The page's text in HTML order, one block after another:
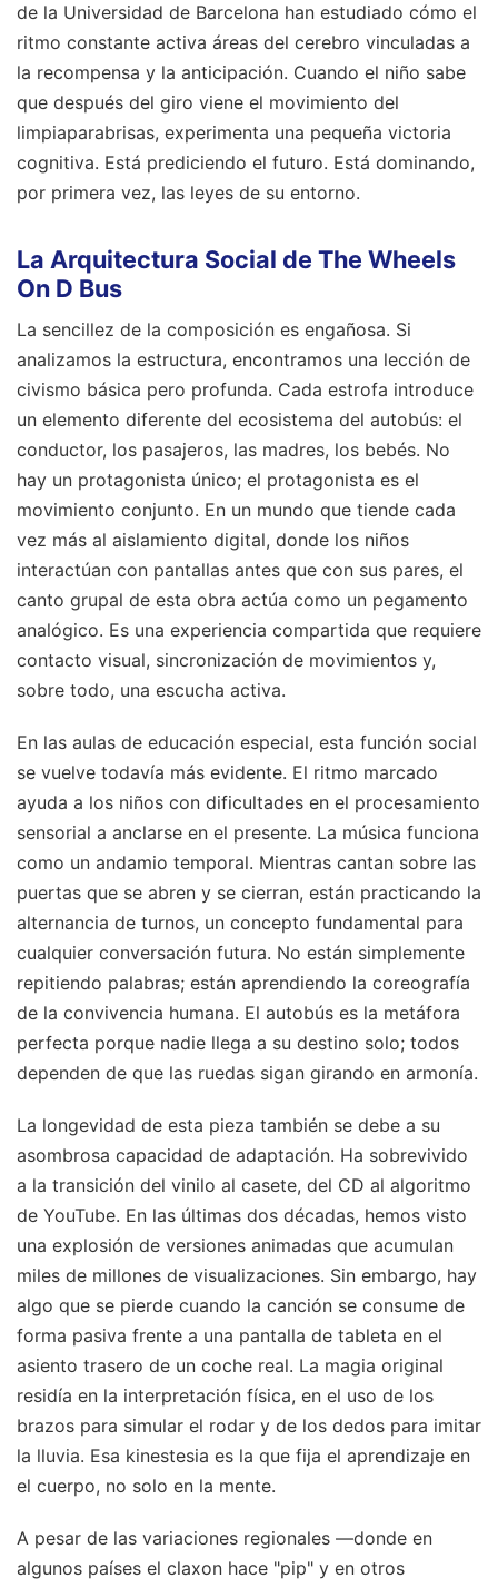
de la Universidad de Barcelona han estudiado cómo el
ritmo constante activa áreas del cerebro vinculadas a
la recompensa y la anticipación. Cuando el niño sabe
que después del giro viene el movimiento del
limpiaparabrisas, experimenta una pequeña victoria
cognitiva. Está prediciendo el futuro. Está dominando,
por primera vez, las leyes de su entorno.
La Arquitectura Social de The Wheels
On D Bus
La sencillez de la composición es engañosa. Si
analizamos la estructura, encontramos una lección de
civismo básica pero profunda. Cada estrofa introduce
un elemento diferente del ecosistema del autobús: el
conductor, los pasajeros, las madres, los bebés. No
hay un protagonista único; el protagonista es el
movimiento conjunto. En un mundo que tiende cada
vez más al aislamiento digital, donde los niños
interactúan con pantallas antes que con sus pares, el
canto grupal de esta obra actúa como un pegamento
analógico. Es una experiencia compartida que requiere
contacto visual, sincronización de movimientos y,
sobre todo, una escucha activa.
En las aulas de educación especial, esta función social
se vuelve todavía más evidente. El ritmo marcado
ayuda a los niños con dificultades en el procesamiento
sensorial a anclarse en el presente. La música funciona
como un andamio temporal. Mientras cantan sobre las
puertas que se abren y se cierran, están practicando la
alternancia de turnos, un concepto fundamental para
cualquier conversación futura. No están simplemente
repitiendo palabras; están aprendiendo la coreografía
de la convivencia humana. El autobús es la metáfora
perfecta porque nadie llega a su destino solo; todos
dependen de que las ruedas sigan girando en armonía.
La longevidad de esta pieza también se debe a su
asombrosa capacidad de adaptación. Ha sobrevivido
a la transición del vinilo al casete, del CD al algoritmo
de YouTube. En las últimas dos décadas, hemos visto
una explosión de versiones animadas que acumulan
miles de millones de visualizaciones. Sin embargo, hay
algo que se pierde cuando la canción se consume de
forma pasiva frente a una pantalla de tableta en el
asiento trasero de un coche real. La magia original
residía en la interpretación física, en el uso de los
brazos para simular el rodar y de los dedos para imitar
la lluvia. Esa kinestesia es la que fija el aprendizaje en
el cuerpo, no solo en la mente.
A pesar de las variaciones regionales —donde en
algunos países el claxon hace "pip" y en otros